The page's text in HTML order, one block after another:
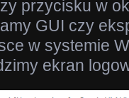
przycisku w
GUI czy
w systemie
ekran